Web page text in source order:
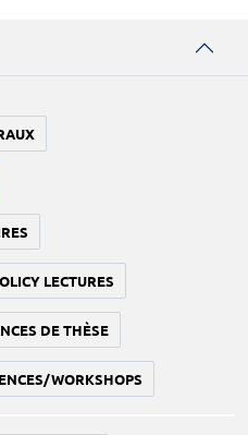
LECTURES
DE THÈSE
WORKSHOPS